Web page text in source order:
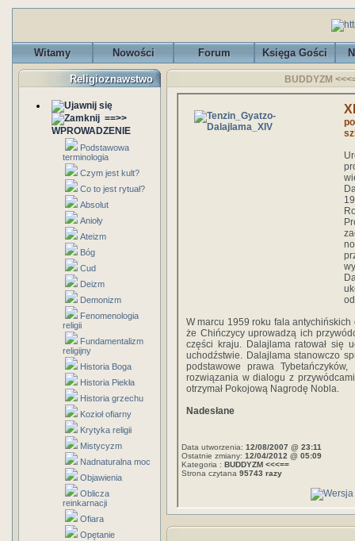
Witamy Nowości Forum Księga Gości
Religioznawstwo
==>>
WPROWADZENIE
Podstawowa
terminologia
Czym jest kult?
Co to jest rytuał?
Absolut
Anioły
Ateizm
Bóg
Cud
Deizm
Demonizm
Fenomenologia
religii
Fundamentalizm
religijny
Historia Boga
Historia Piekła
Historia grzechu
Kozioł ofiarny
Krytyka religii
Mistycyzm
Nadnaturalna moc
Objawienia
Oblicza
reinkarnacji
Ofiara
Opętanie
BUDDYZM
W marcu 1959 roku fala
że Chińczycy uprowadzą ich
części kraju. Dalajlama ratował się
uchodźstwie. Dalajlama stanowczo
podstawowe prawa
rozwiązania w dialogu z
otrzymał Pokojową Nagrodę Nobla.
Nadesłane
Data utworzenia: 12/08/2007 @ 23:11
Ostatnie zmiany: 12/04/2012 @ 05:09
Kategoria : BUDDYZM <<<==
Strona czytana 95743 razy